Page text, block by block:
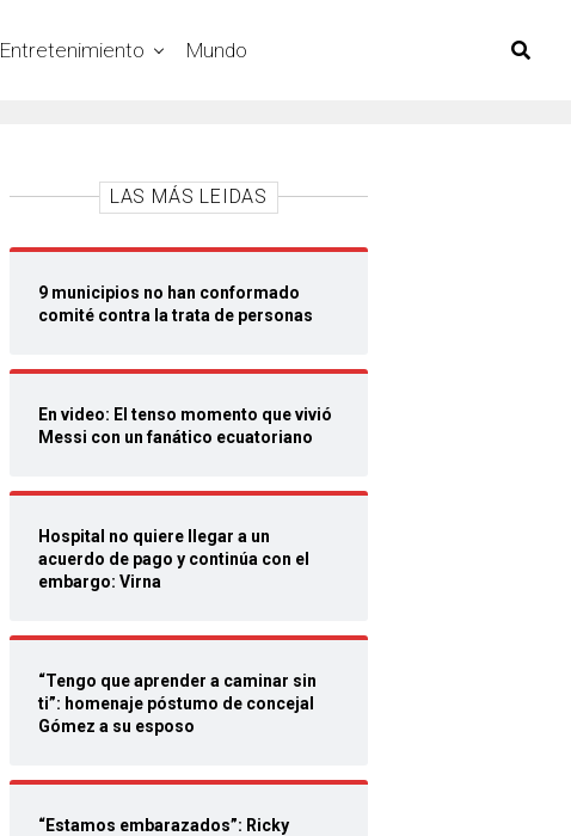
Entretenimiento Mundo
LAS MÁS LEIDAS
9 municipios no han conformado
comité contra la trata de personas
En video: El tenso momento que vivió
Messi con un fanático ecuatoriano
Hospital no quiere llegar a un
acuerdo de pago y continúa con el
embargo: Virna
“Tengo que aprender a caminar sin
ti”: homenaje póstumo de concejal
Gómez a su esposo
“Estamos embarazados”: Ricky